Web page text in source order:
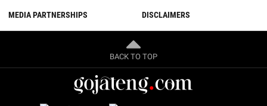
MEDIA PARTNERSHIPS DISCLAIMERS
BACK TO TOP